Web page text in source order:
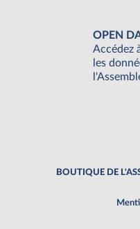
OPEN
Accédez
les
BOUTIQUE DE